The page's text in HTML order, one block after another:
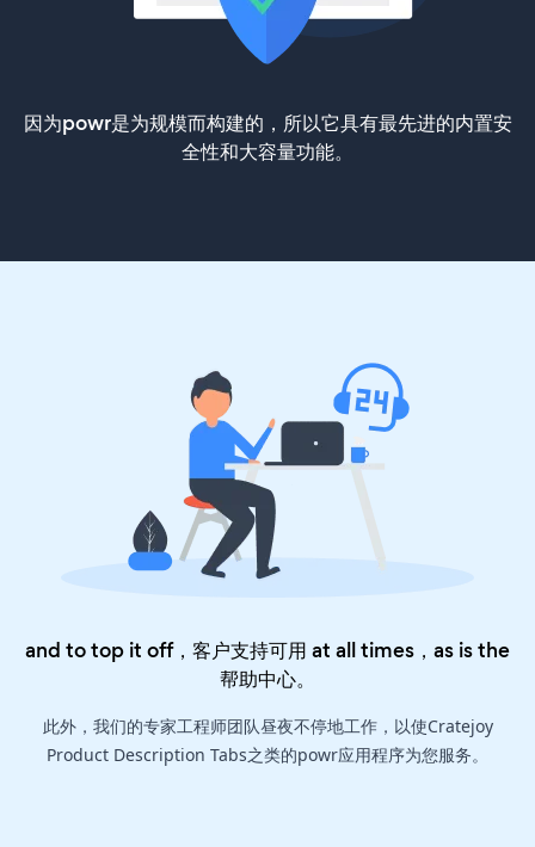
因为powr是为规模而构建的，所以它具有最先进的内置安
全性和大容量功能。
and to top it off，客户支持可用 at all times，as is the
帮助中心。
此外，我们的专家工程师团队昼夜不停地工作，以使Cratejoy
Product Description Tabs之类的powr应用程序为您服务。